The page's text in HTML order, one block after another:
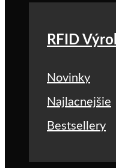
RFID
Novinky
Najlacnejšie
Bestsellery